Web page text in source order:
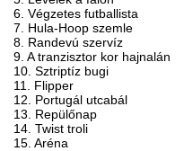
6. Végzetes futballista
7. Hula-Hoop szemle
8. Randevú szervíz
9. A tranzisztor kor hajnalán
10. Sztriptíz bugi
11. Flipper
12. Portugál utcabál
13. Repülőnap
14. Twist troli
15. Aréna